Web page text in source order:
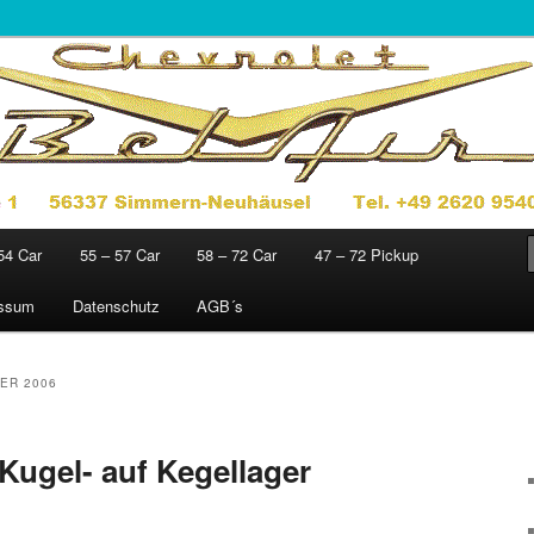
1949 – 1972
Car 55 – 57 Car 58 – 72 Car 47 – 72 Pickup
Datenschutz AGB´s
2006
auf Kegellager